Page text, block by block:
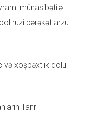
münasibətilə
ruzi bərəkət arzu
və xoşbəxtlik dolu
Tanrı